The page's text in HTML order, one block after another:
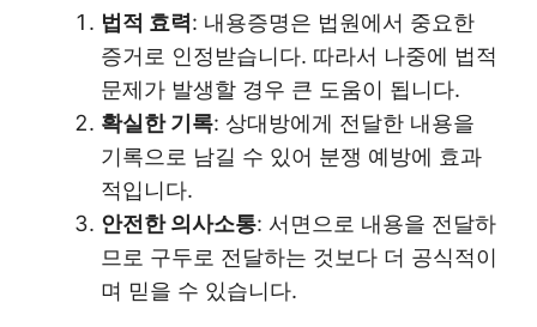
법적 효력 : 내용증명은 법원에서 중요한
증거로 인정받습니다. 따라서 나중에 법적
문제가 발생할 경우 큰 도움이 됩니다.
확실한 기록: 상대방에게 전달한 내용을
기록으로 남길 수 있어 분쟁 예방에 효과
적입니다.
안전한 의사소통: 서면으로 내용을 전달하
므로 구두로 전달하는 것보다 더 공식적이
며 믿을 수 있습니다.